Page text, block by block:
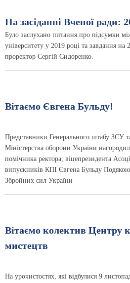
На засіданні Вченої ради:
Було заслухано питання про підсумки
університету у 2019 році та завдання на
проректор Сергій Сидоренко.
Вітаємо Євгена Бульду!
Представники Генерального штабу ЗСУ
Міністерства оборони України
помічника ректора, віцепрезидента
випускників КПІ Євгена Бульду
Збройних сил України
Вітаємо колектив Центру
мистецтв
На урочистостях, які відбулися 9